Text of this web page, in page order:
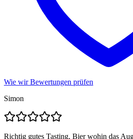
Wie wir Bewertungen prüfen
Simon
Richtig gutes Tasting, Bier wohin das